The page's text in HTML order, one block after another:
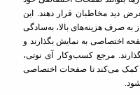
دید مخاطبان قرار دهند. این
به صرف هزینه‌های بالا، به‌سادگی
اختصاصی به نمایش بگذارند و
مرجع کسب‌وکار آی نوتی،
کمک می‌کند تا صفحات اختصاصی